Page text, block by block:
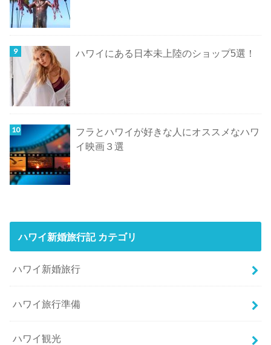
ハワイにある日本未上陸のショップ5選！
フラとハワイが好きな人にオススメなハワ
イ映画３選
ハワイ新婚旅行記 カテゴリ
ハワイ新婚旅行
ハワイ旅行準備
ハワイ観光